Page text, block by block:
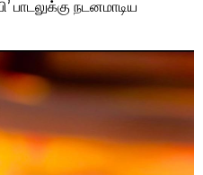
பாடலுக்கு நடனமாடிய